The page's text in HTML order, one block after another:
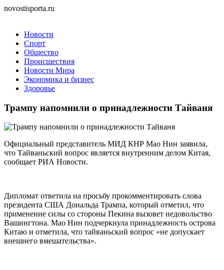
novostisporta.ru
Новости
Спорт
Общество
Происшествия
Новости Мира
Экономика и бизнес
Здоровье
Трампу напомнили о принадлежности Тайваня
Официальный представитель МИД КНР Мао Нин заявила,
что Тайваньский вопрос является внутренним делом Китая,
сообщает РИА Новости.
Дипломат ответила на просьбу прокомментировать слова
президента США Дональда Трампа, который отметил, что
применение силы со стороны Пекина вызовет недовольство
Вашингтона. Мао Нин подчеркнула принадлежность острова
Китаю и отметила, что тайваньский вопрос «не допускает
внешнего вмешательства».